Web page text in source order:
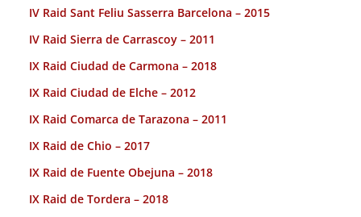
IV Raid Sant Feliu Sasserra Barcelona – 2015
IV Raid Sierra de Carrascoy – 2011
IX Raid Ciudad de Carmona – 2018
IX Raid Ciudad de Elche – 2012
IX Raid Comarca de Tarazona – 2011
IX Raid de Chio – 2017
IX Raid de Fuente Obejuna – 2018
IX Raid de Tordera – 2018